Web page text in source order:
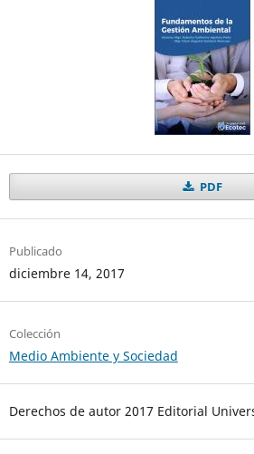
PDF
Publicado
diciembre 14, 2017
Colección
Medio Ambiente y Sociedad
Derechos de autor 2017 Editorial